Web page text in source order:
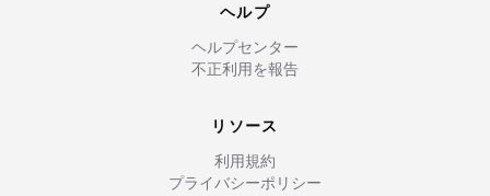
ヘルプ
ヘルプセンター
不正利用を報告
リソース
利用規約
プライバシーポリシー